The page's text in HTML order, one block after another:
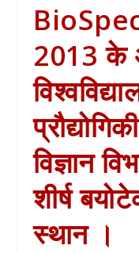
2013 के
विज्ञान
शीर्ष
स्थान ।